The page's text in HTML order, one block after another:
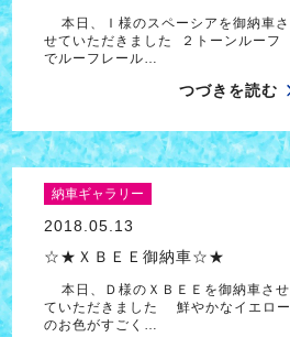
本日、Ｉ様のスペーシアを御納車さ
せていただきました ２トーンルーフ
でルーフレール…
つづきを読む
納車ギャラリー
2018.05.13
☆★ＸＢＥＥ御納車☆★
本日、Ｄ様のＸＢＥＥを御納車させ
ていただきました 鮮やかなイエロー
のお色がすごく…